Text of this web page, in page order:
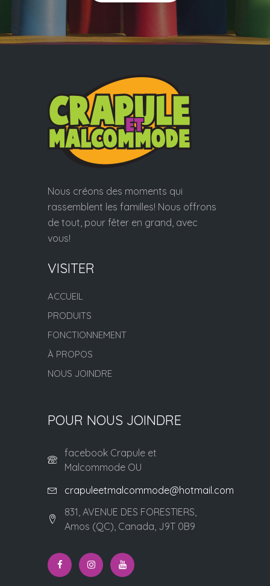
Nous créons des moments qui
rassemblent les familles! Nous offrons
de tout, pour fêter en grand, avec
vous!
VISITER
ACCUEIL
PRODUITS
FONCTIONNEMENT
À PROPOS
NOUS JOINDRE
POUR NOUS JOINDRE
facebook Crapule et
Malcommode OU
crapuleetmalcommode@hotmail.com
831, AVENUE DES FORESTIERS,
Amos (QC), Canada, J9T 0B9